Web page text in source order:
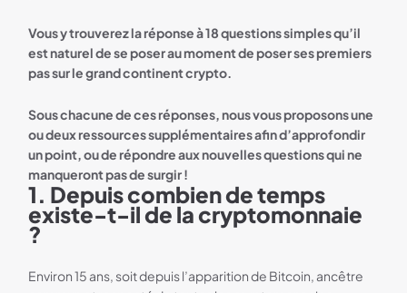
Vous y trouverez la réponse à 18 questions simples qu’il
est naturel de se poser au moment de poser ses premiers
pas sur le grand continent crypto.
Sous chacune de ces réponses, nous vous proposons une
ou deux ressources supplémentaires afin d’approfondir
un point, ou de répondre aux nouvelles questions qui ne
manqueront pas de surgir !
1. Depuis combien de temps
existe-t-il de la cryptomonnaie
?
Environ 15 ans, soit depuis l’apparition de Bitcoin, ancêtre